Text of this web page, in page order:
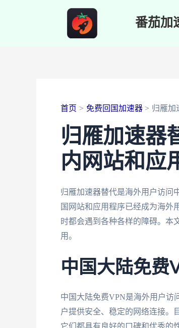
番茄加
首页 免费回国加速器 归雁加
归雁加速器
内网站和应
归雁加速器替代是海外用户访问
国网站和应用程序已经成为海外
时都会遇到各种各样的障碍。本
用。
中国大陆免费
中国大陆免费VPN是海外用户访
户提供安全、稳定的网络连接。
它们都具有良好的口碑和优秀的